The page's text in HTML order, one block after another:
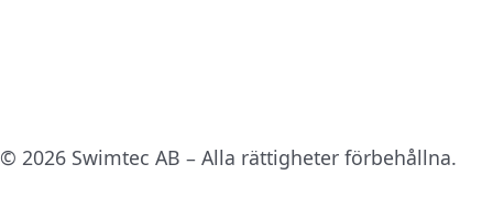
© 2026 Swimtec AB – Alla rättigheter förbehållna.